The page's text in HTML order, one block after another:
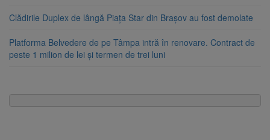
Clădirile Duplex de lângă Piața Star din Brașov au fost demolate
Platforma Belvedere de pe Tâmpa intră în renovare. Contract de
peste 1 milion de lei și termen de trei luni